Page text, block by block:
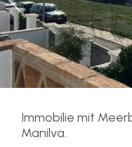
Previous
Immobilie mit
Manilva.